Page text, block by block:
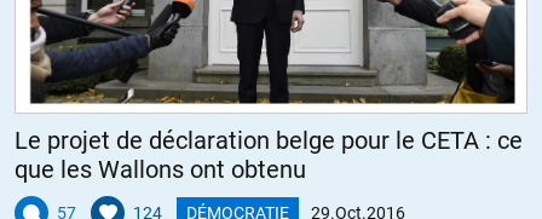
Le projet de déclaration belge pour le CETA : ce
que les Wallons ont obtenu
57 124 DÉMOCRATIE 29.Oct.2016